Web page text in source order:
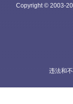
Copyright © 2003-
违法和